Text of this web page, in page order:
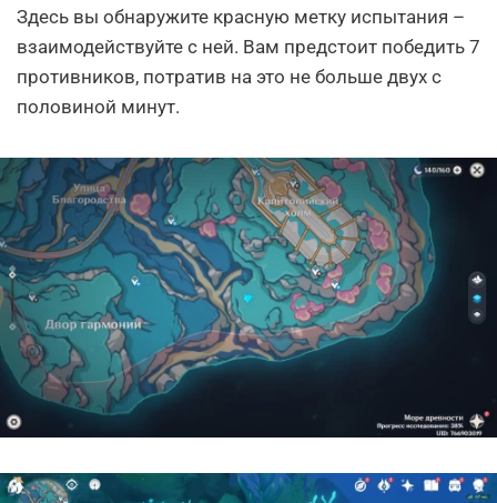
Здесь вы обнаружите красную метку испытания –
взаимодействуйте с ней. Вам предстоит победить 7
противников, потратив на это не больше двух с
половиной минут.